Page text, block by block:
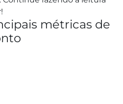
métricas de